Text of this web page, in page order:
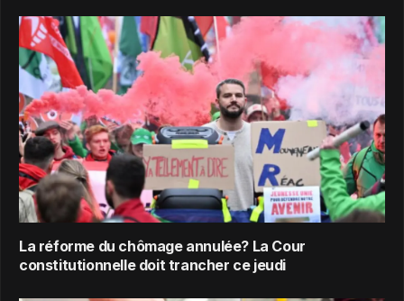
La réforme du chômage annulée? La Cour
constitutionnelle doit trancher ce jeudi